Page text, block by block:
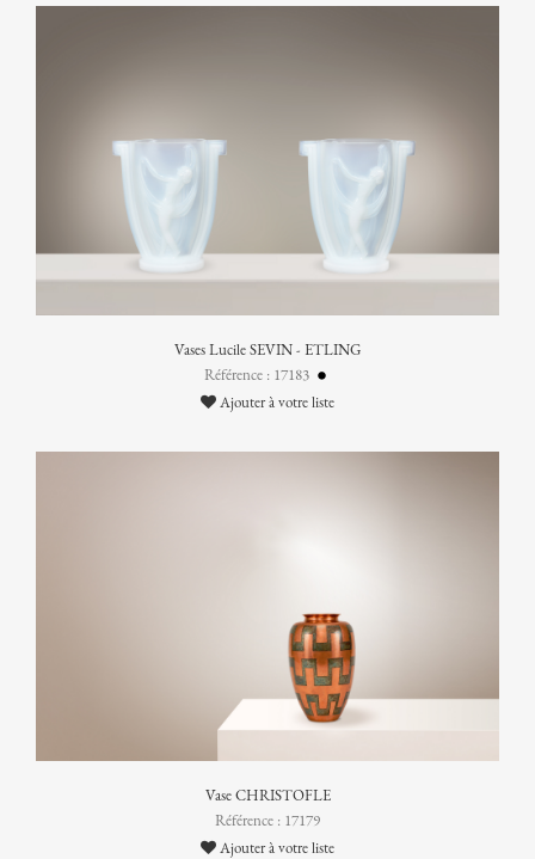
Vases Lucile SEVIN - ETLING
Référence : 17183
Ajouter à votre liste
Vase CHRISTOFLE
Référence : 17179
Ajouter à votre liste